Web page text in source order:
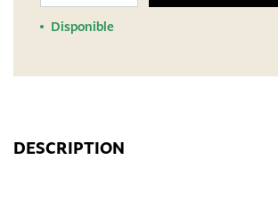
Disponible
DESCRIPTION